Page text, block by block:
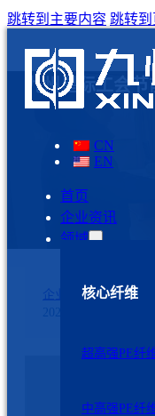
跳转到主要内容 跳转到
CN
EN
首页
企业资讯
领域
核心纤维
超高强PE纤
中高强PE纤
九州星际工会
企业资讯
2024年2月5日